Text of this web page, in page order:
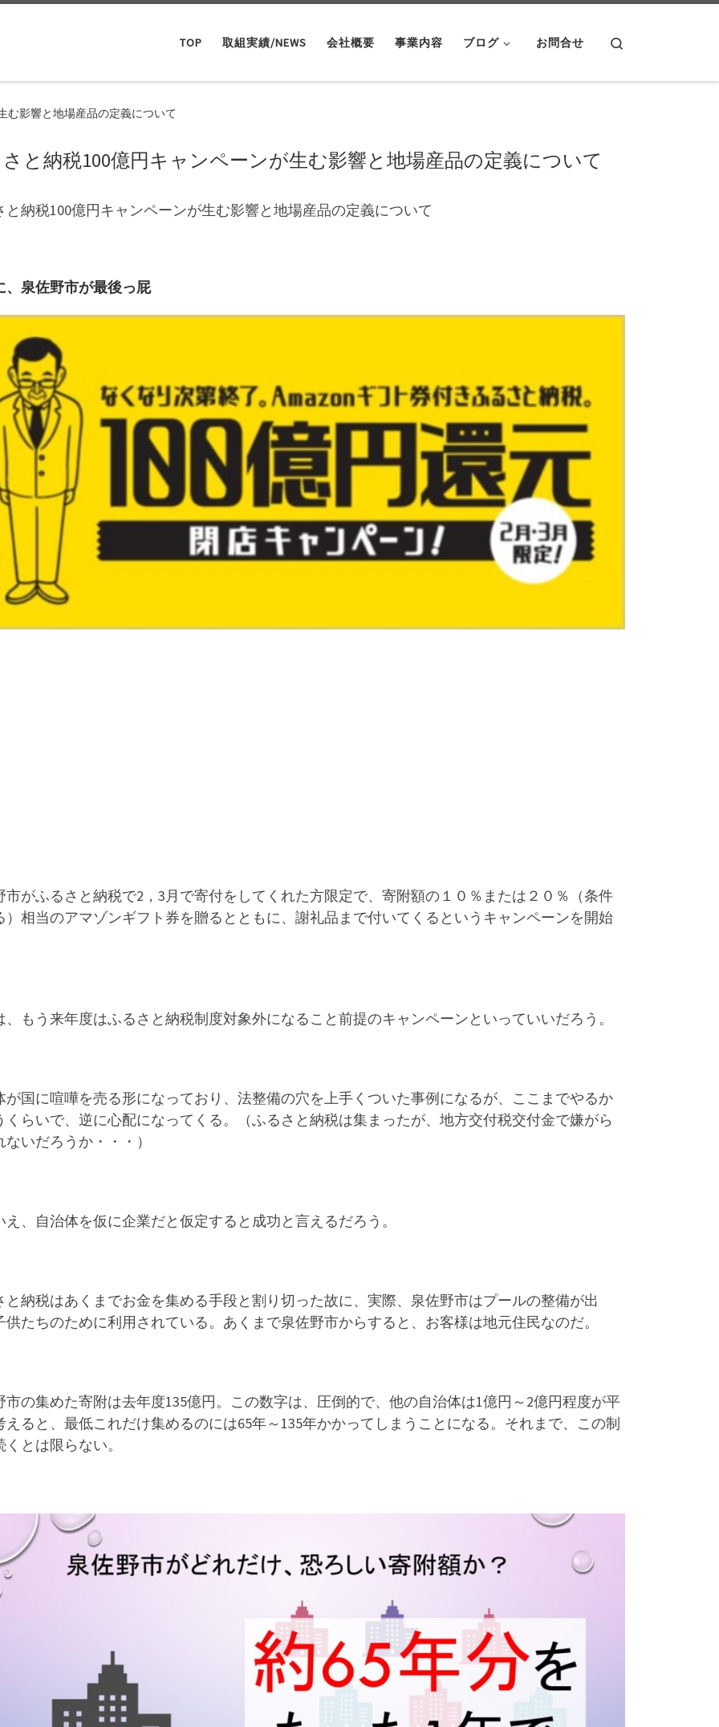
TOP 取組実績/NEWS 会社概要 事業内容 ブログ お問合せ
む影響と地場産品の定義について
と納税100億円キャンペーンが生む影響と地場産品の定義について
と納税100億円キャンペーンが生む影響と地場産品の定義について
、泉佐野市が最後っ屁
市がふるさと納税で2，3月で寄付をしてくれた方限定で、寄附額の１０％または２０％（条件
）相当のアマゾンギフト券を贈るとともに、謝礼品まで付いてくるというキャンペーンを開始
、もう来年度はふるさと納税制度対象外になること前提のキャンペーンといっていいだろう。
が国に喧嘩を売る形になっており、法整備の穴を上手くついた事例になるが、ここまでやるか
くらいで、逆に心配になってくる。（ふるさと納税は集まったが、地方交付税交付金で嫌がら
ないだろうか・・・）
え、自治体を仮に企業だと仮定すると成功と言えるだろう。
と納税はあくまでお金を集める手段と割り切った故に、実際、泉佐野市はプールの整備が出
供たちのために利用されている。あくまで泉佐野市からすると、お客様は地元住民なのだ。
市の集めた寄附は去年度135億円。この数字は、圧倒的で、他の自治体は1億円～2億円程度が平
えると、最低これだけ集めるのには65年～135年かかってしまうことになる。それまで、この制
とは限らない。